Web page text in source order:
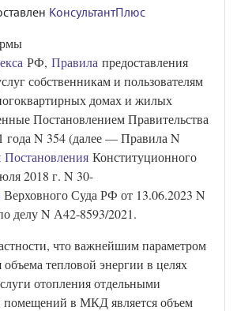
КонсультантПлюс
РФ, Правила предоставления
собственникам и пользователям
домах и жилых
Постановлением Правительства
года N 354 (далее — Правила N
Постановления Конституционного
2018 г. N 30-
Верховного Суда РФ от 13.06.2023 N
делу N А42-8593/2021.
что важнейшим параметром
объема тепловой энергии в целях
отопления отдельными
помещений в МКД является объем